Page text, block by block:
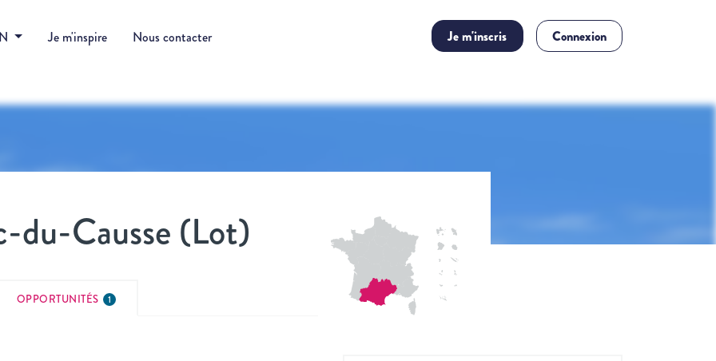
Je m'inspire Nous contacter Je m'inscris Connexion
du-Causse (Lot)
OPPORTUNITÉS 1